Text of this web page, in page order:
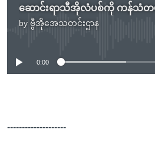
by ဗွီအိုအေသတင်းဌာန
No media source
0:00
--------------------